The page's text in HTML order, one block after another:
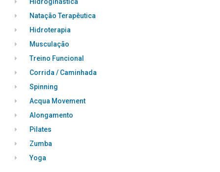
Hidroginástica
Natação Terapêutica
Hidroterapia
Musculação
Treino Funcional
Corrida / Caminhada
Spinning
Acqua Movement
Alongamento
Pilates
Zumba
Yoga